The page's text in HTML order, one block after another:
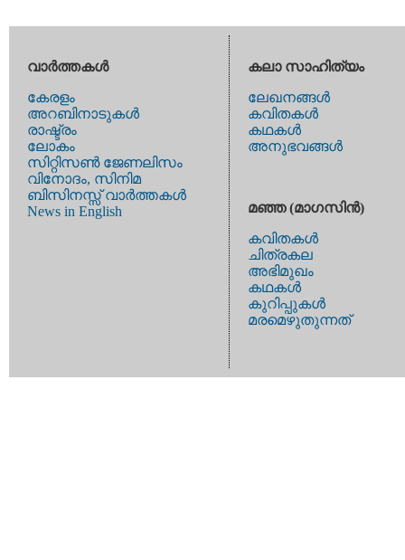
വാര്‍ത്തകള്‍
കേരളം
അറബിനാടുകള്‍
രാഷ്ട്രം
ലോകം
സിറ്റിസണ്‍ ജേണലിസം
വിനോദം, സിനിമ
ബിസിനസ്സ് വാര്‍ത്തകള്‍
News in English
കലാ സാഹിത്യം
ലേഖനങ്ങള്‍
കവിതകള്‍
കഥകള്‍
അനുഭവങ്ങള്‍
മഞ്ഞ (മാഗസിന്‍)
കവിതകള്‍
ചിത്രകല
അഭിമുഖം
കഥകള്‍
കുറിപ്പുകള്‍
മരമെഴുതുന്നത്